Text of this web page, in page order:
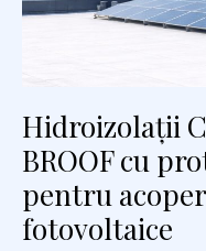
Hidroizolații
BROOF cu
pentru
fotovoltaice